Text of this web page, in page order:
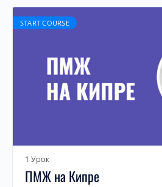
START COURSE
1 Урок
ПМЖ на Кипре